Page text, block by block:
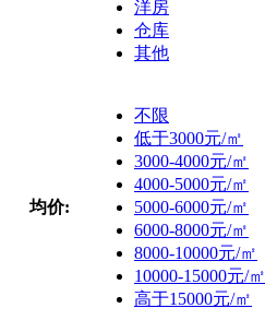
洋房
仓库
其他
均价:
不限
低于3000元/㎡
3000-4000元/㎡
4000-5000元/㎡
5000-6000元/㎡
6000-8000元/㎡
8000-10000元/㎡
10000-15000元/㎡
高于15000元/㎡